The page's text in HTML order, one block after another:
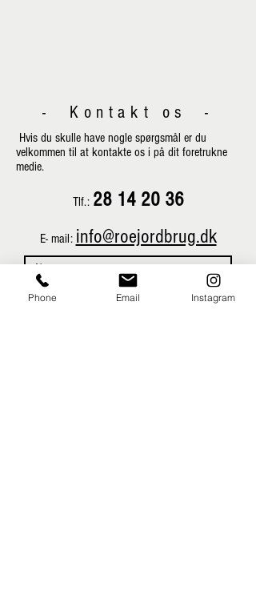
- Kontakt os -
Hvis du skulle have nogle spørgsmål er du
velkommen til at kontakte os i på dit foretrukne
medie.
Tlf.: 28 14 20 36
E- mail: info@roejordbrug.dk
Phone Email Instagram